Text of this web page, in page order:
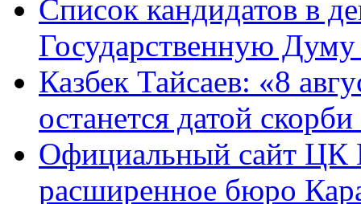
Список кандидатов в
Государственную
Казбек Тайсаев: «8
останется датой
Официальный сайт ЦК
расширенное бюро